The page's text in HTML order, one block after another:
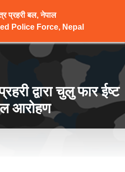
प्रहरी बल, नेपाल
Police Force, Nepal
द्वारा चुलु फार ईष्ट
आरोहण